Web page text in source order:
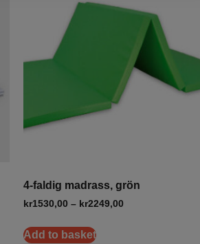
4-faldig madrass, grön
kr1530,00 – kr2249,00
Add to basket